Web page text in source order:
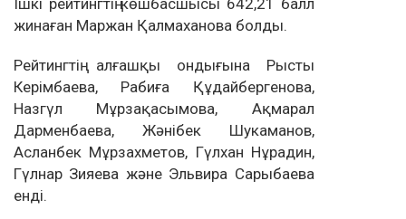
жинаған Маржан Қалмаханова болды.
Рейтингтің алғашқы ондығына Рысты
Керімбаева, Рабиға Құдайбергенова,
Назгүл Мұрзақасымова, Ақмарал
Дарменбаева, Жәнібек Шукаманов,
Асланбек Мұрзахметов, Гүлхан Нұрадин,
Гүлнар Зияева және Эльвира Сарыбаева
енді.